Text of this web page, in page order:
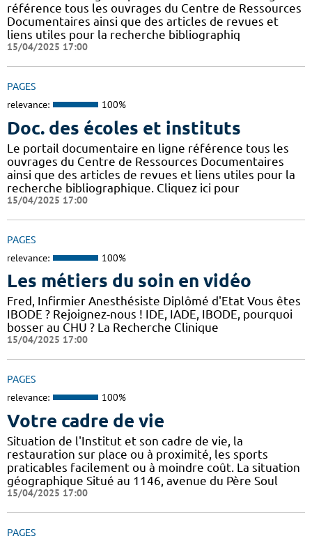
référence tous les ouvrages du Centre de Ressources
Documentaires ainsi que des articles de revues et
liens utiles pour la recherche bibliographiq
15/04/2025 17:00
PAGES
relevance: 100%
Doc. des écoles et instituts
Le portail documentaire en ligne référence tous les
ouvrages du Centre de Ressources Documentaires
ainsi que des articles de revues et liens utiles pour la
recherche bibliographique. Cliquez ici pour
15/04/2025 17:00
PAGES
relevance: 100%
Les métiers du soin en vidéo
Fred, Infirmier Anesthésiste Diplômé d'Etat Vous êtes
IBODE ? Rejoignez-nous ! IDE, IADE, IBODE, pourquoi
bosser au CHU ? La Recherche Clinique
15/04/2025 17:00
PAGES
relevance: 100%
Votre cadre de vie
Situation de l'Institut et son cadre de vie, la
restauration sur place ou à proximité, les sports
praticables facilement ou à moindre coût. La situation
géographique Situé au 1146, avenue du Père Soul
15/04/2025 17:00
PAGES